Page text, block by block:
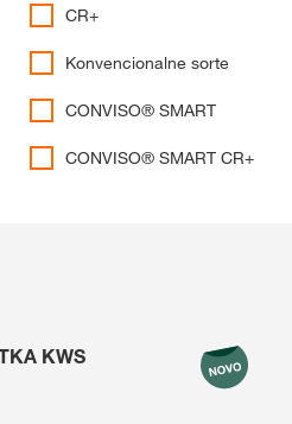
CR+
Konvencionalne sorte
CONVISO® SMART
CONVISO® SMART CR+
KWS